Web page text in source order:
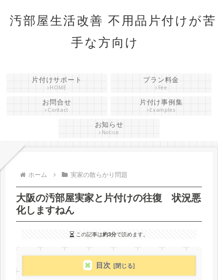
汚部屋生活改善 不用品片付けが苦
手な方向け
片付けサポート
HOME
プラン料金
Fee
お問合せ
Contact
片付け事例集
Examples
お知らせ
Notice
ホーム 実家の散らかり問題
大阪の汚部屋実家と片付けの往復 状況悪
化しますねん
この記事は約3分で読めます。
目次